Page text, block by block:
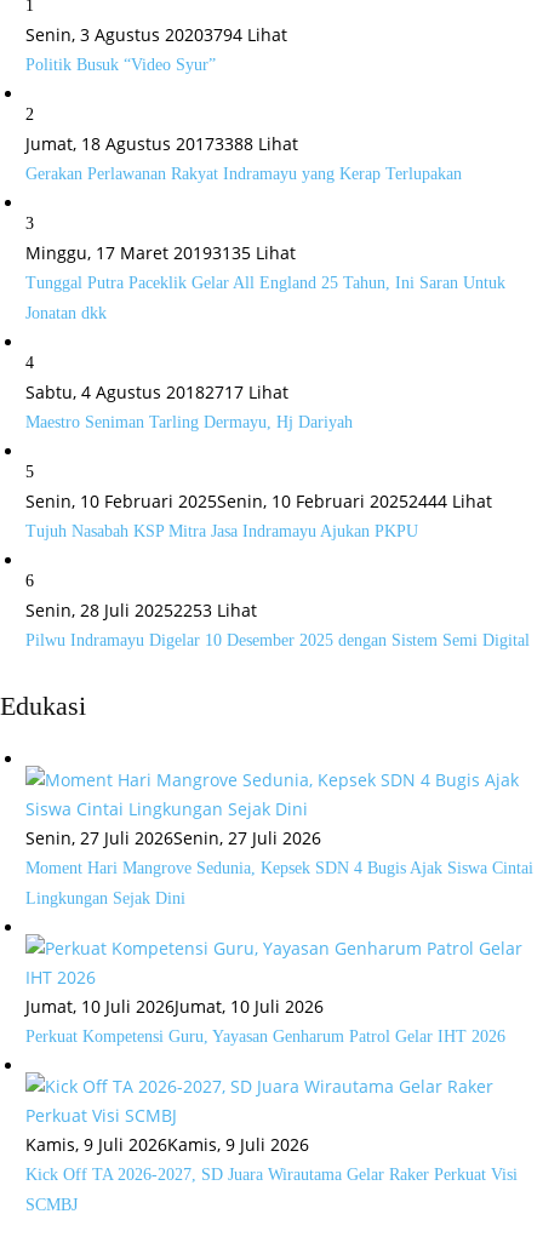
1
Senin, 3 Agustus 20203794 Lihat
Politik Busuk “Video Syur”
2
Jumat, 18 Agustus 20173388 Lihat
Gerakan Perlawanan Rakyat Indramayu yang Kerap Terlupakan
3
Minggu, 17 Maret 20193135 Lihat
Tunggal Putra Paceklik Gelar All England 25 Tahun, Ini Saran Untuk
Jonatan dkk
4
Sabtu, 4 Agustus 20182717 Lihat
Maestro Seniman Tarling Dermayu, Hj Dariyah
5
Senin, 10 Februari 2025Senin, 10 Februari 20252444 Lihat
Tujuh Nasabah KSP Mitra Jasa Indramayu Ajukan PKPU
6
Senin, 28 Juli 20252253 Lihat
Pilwu Indramayu Digelar 10 Desember 2025 dengan Sistem Semi Digital
Edukasi
Senin, 27 Juli 2026Senin, 27 Juli 2026
Moment Hari Mangrove Sedunia, Kepsek SDN 4 Bugis Ajak Siswa Cintai
Lingkungan Sejak Dini
Jumat, 10 Juli 2026Jumat, 10 Juli 2026
Perkuat Kompetensi Guru, Yayasan Genharum Patrol Gelar IHT 2026
Kamis, 9 Juli 2026Kamis, 9 Juli 2026
Kick Off TA 2026-2027, SD Juara Wirautama Gelar Raker Perkuat Visi
SCMBJ